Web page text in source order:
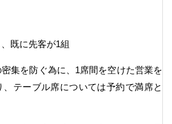
既に先客が1組
集を防ぐ為に、1席間を空けた営業を
テーブル席については予約で満席と